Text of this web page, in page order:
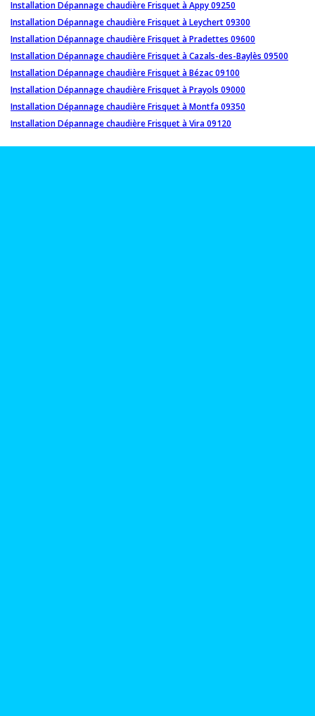
Installation Dépannage chaudière Frisquet à Appy 09250
Installation Dépannage chaudière Frisquet à Leychert 09300
Installation Dépannage chaudière Frisquet à Pradettes 09600
Installation Dépannage chaudière Frisquet à Cazals-des-Baylès 09500
Installation Dépannage chaudière Frisquet à Bézac 09100
Installation Dépannage chaudière Frisquet à Prayols 09000
Installation Dépannage chaudière Frisquet à Montfa 09350
Installation Dépannage chaudière Frisquet à Vira 09120